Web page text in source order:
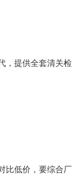
，提供全套清关检
比低价，要综合厂